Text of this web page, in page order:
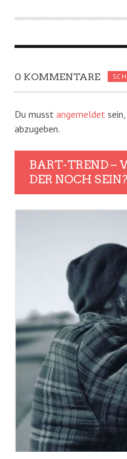
0 KOMMENTARE
Du musst angemeldet
abzugeben.
BART-TREND –
DER NOCH SEIN?